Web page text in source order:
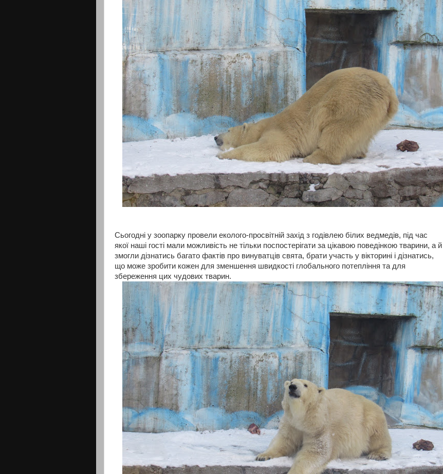
Сьогодні у зоопарку провели еколого-просвітній захід з годівлею білих ведмедів, під час
якої наші гості мали можливість не тільки поспостерігати за цікавою поведінкою тварини, а й
змогли дізнатись багато фактів про винуватців свята, брати участь у вікторині і дізнатись,
що може зробити кожен для зменшення швидкості глобального потепління та для
збереження цих чудових тварин.